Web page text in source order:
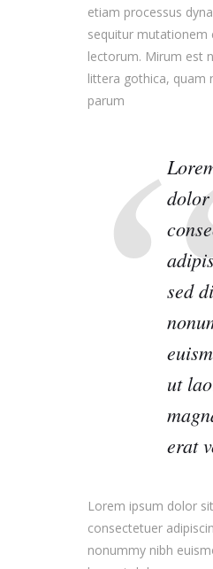
etiam processus
sequitur mutationem
lectorum. Mirum est
littera gothica, quam
parum
dolor
sed
ut
erat
Lorem ipsum dolor
consectetuer
nonummy nibh